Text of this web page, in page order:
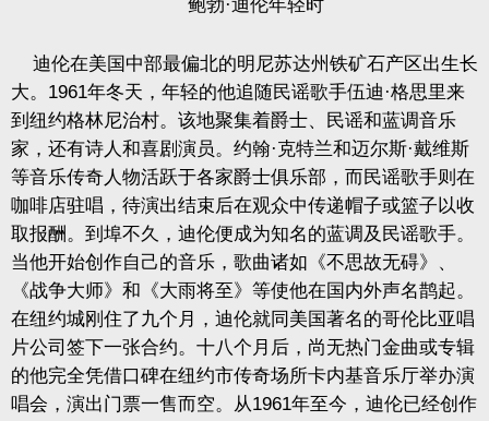
鲍勃·迪伦年轻时
迪伦在美国中部最偏北的明尼苏达州铁矿石产区出生长
大。 1961年冬天，年轻的他追随民谣歌手伍迪·格思里来
到纽约格林尼治村。该地聚集着爵士、民谣和蓝调音乐
家，还有诗人和喜剧演员。约翰·克特兰和迈尔斯·戴维斯
等音乐传奇人物活跃于各家爵士俱乐部，而民谣歌手则在
咖啡店驻唱，待演出结束后在观众中传递帽子或篮子以收
取报酬。到埠不久，迪伦便成为知名的蓝调及民谣歌手。
当他开始创作自己的音乐，歌曲诸如《不思故无碍》、
《战争大师》和《大雨将至》等使他在国内外声名鹊起。
在纽约城刚住了九个月，迪伦就同美国著名的哥伦比亚唱
片公司签下一张合约。十八个月后，尚无热门金曲或专辑
的他完全凭借口碑在纽约市传奇场所卡内基音乐厅举办演
唱会，演出门票一售而空。从1961年至今，迪伦已经创作